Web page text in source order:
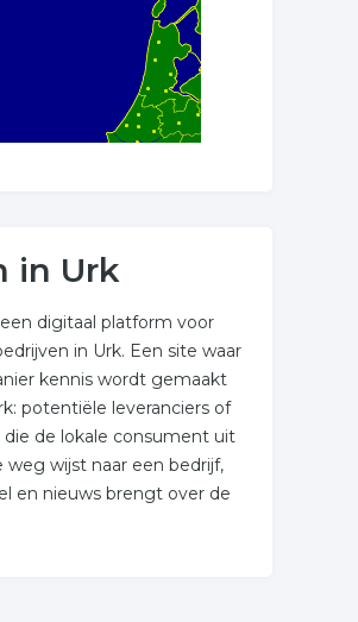
in Urk
digitaal platform voor
in Urk. Een site waar
kennis wordt gemaakt
potentiële leveranciers of
die de lokale consument uit
weg wijst naar een bedrijf,
en nieuws brengt over de